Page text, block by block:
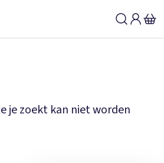
je zoekt kan niet worden